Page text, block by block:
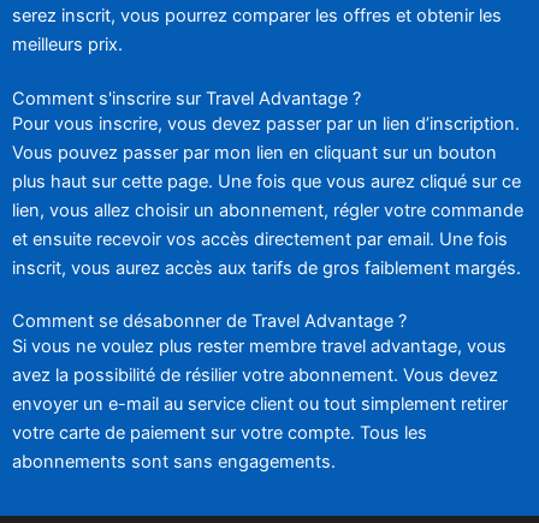
serez inscrit, vous pourrez comparer les offres et obtenir les
meilleurs prix.
Comment s'inscrire sur Travel Advantage ?
Pour vous inscrire, vous devez passer par un lien d’inscription.
Vous pouvez passer par mon lien en cliquant sur un bouton
plus haut sur cette page. Une fois que vous aurez cliqué sur ce
lien, vous allez choisir un abonnement, régler votre commande
et ensuite recevoir vos accès directement par email. Une fois
inscrit, vous aurez accès aux tarifs de gros faiblement margés.
Comment se désabonner de Travel Advantage ?
Si vous ne voulez plus rester membre travel advantage, vous
avez la possibilité de résilier votre abonnement. Vous devez
envoyer un e-mail au service client ou tout simplement retirer
votre carte de paiement sur votre compte. Tous les
abonnements sont sans engagements.